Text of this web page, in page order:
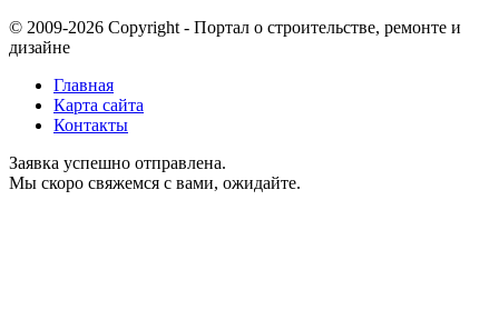
© 2009-2026 Copyright - Портал о строительстве, ремонте и
дизайне
Главная
Карта сайта
Контакты
Заявка успешно отправлена.
Мы скоро свяжемся с вами, ожидайте.